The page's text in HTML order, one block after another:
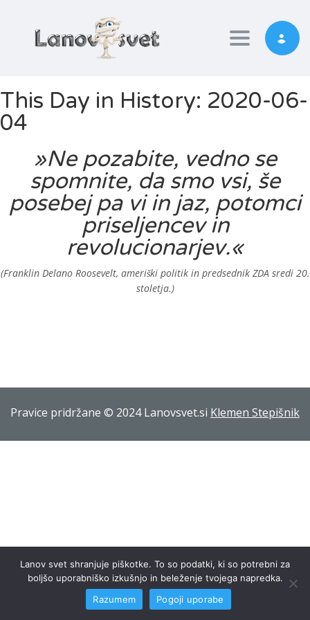
Toggle
This Day in History: 2020-06-
04
»Ne pozabite, vedno se
spomnite, da smo vsi, še
posebej pa vi in ​​jaz, potomci
priseljencev in
revolucionarjev.«
(Franklin Delano Roosevelt, ameriški politik in predsednik ZDA sredi 20.
stoletja.)
Pravice pridržane © 2024 Lanovsvet.si Klemen Stepišnik
Lanov svet shranjuje piškotke. To so podatki, ki so potrebni za
boljšo uporabniško izkušnjo in beleženje tvojega napredka.
Razumem
Pogoji uporabe